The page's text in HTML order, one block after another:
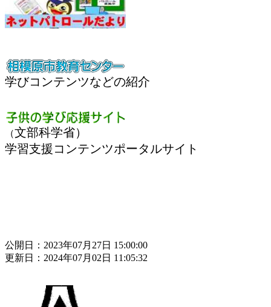
学びコンテンツなどの紹介
（文部科学省）
学習支援コンテンツポータルサイト
公開日：2023年07月27日 15:00:00
更新日：2024年07月02日 11:05:32